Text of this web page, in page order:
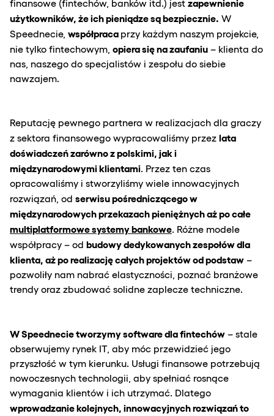
finansowe (fintechów, banków itd.) jest zapewnienie
użytkowników, że ich pieniądze są bezpiecznie. W
Speednecie, współpraca przy każdym naszym projekcie,
nie tylko fintechowym, opiera się na zaufaniu – klienta do
nas, naszego do specjalistów i zespołu do siebie
nawzajem.
Reputację pewnego partnera w realizacjach dla graczy
z sektora finansowego wypracowaliśmy przez lata
doświadczeń zarówno z polskimi, jak i
międzynarodowymi klientami. Przez ten czas
opracowaliśmy i stworzyliśmy wiele innowacyjnych
rozwiązań, od serwisu pośredniczącego w
międzynarodowych przekazach pieniężnych aż po całe
multiplatformowe systemy bankowe. Różne modele
współpracy – od budowy dedykowanych zespołów dla
klienta, aż po realizację całych projektów od podstaw –
pozwoliły nam nabrać elastyczności, poznać branżowe
trendy oraz zbudować solidne zaplecze techniczne.
W Speednecie tworzymy software dla fintechów – stale
obserwujemy rynek IT, aby móc przewidzieć jego
przyszłość w tym kierunku. Usługi finansowe potrzebują
nowoczesnych technologii, aby spełniać rosnące
wymagania klientów i ich utrzymać. Dlatego
wprowadzanie kolejnych, innowacyjnych rozwiązań to